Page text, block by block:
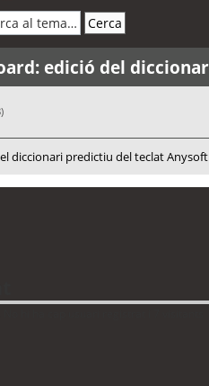
edició del
diccionari predictiu del teclat